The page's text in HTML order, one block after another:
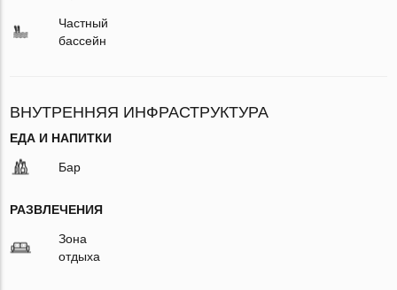
Частный
бассейн
ВНУТРЕННЯЯ ИНФРАСТРУКТУРА
ЕДА И НАПИТКИ
Бар
РАЗВЛЕЧЕНИЯ
Зона
отдыха